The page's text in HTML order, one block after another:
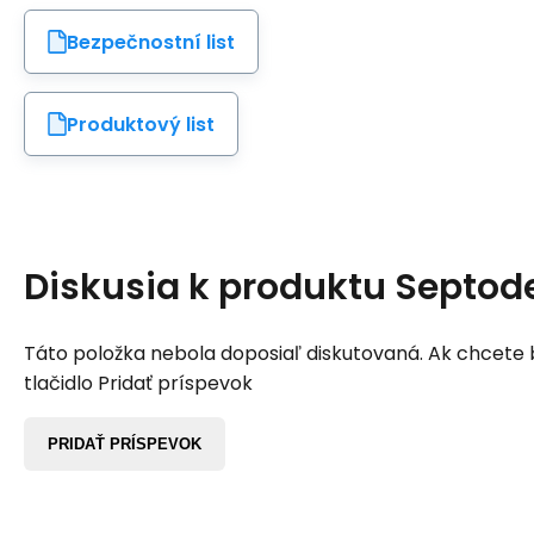
Bezpečnostní list
Produktový list
Diskusia k produktu
Táto položka nebola doposiaľ diskutovaná. Ak chcete
tlačidlo Pridať príspevok
PRIDAŤ PRÍSPEVOK